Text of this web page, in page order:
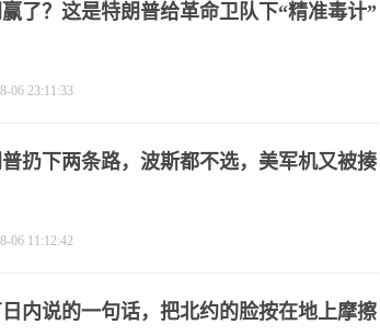
了？这是特朗普给革命卫队下“精准毒计”
06 23:11:33
扔下两条路，波斯都不选，美军机又被揍
06 11:12:42
内说的一句话，把北约的脸按在地上摩擦